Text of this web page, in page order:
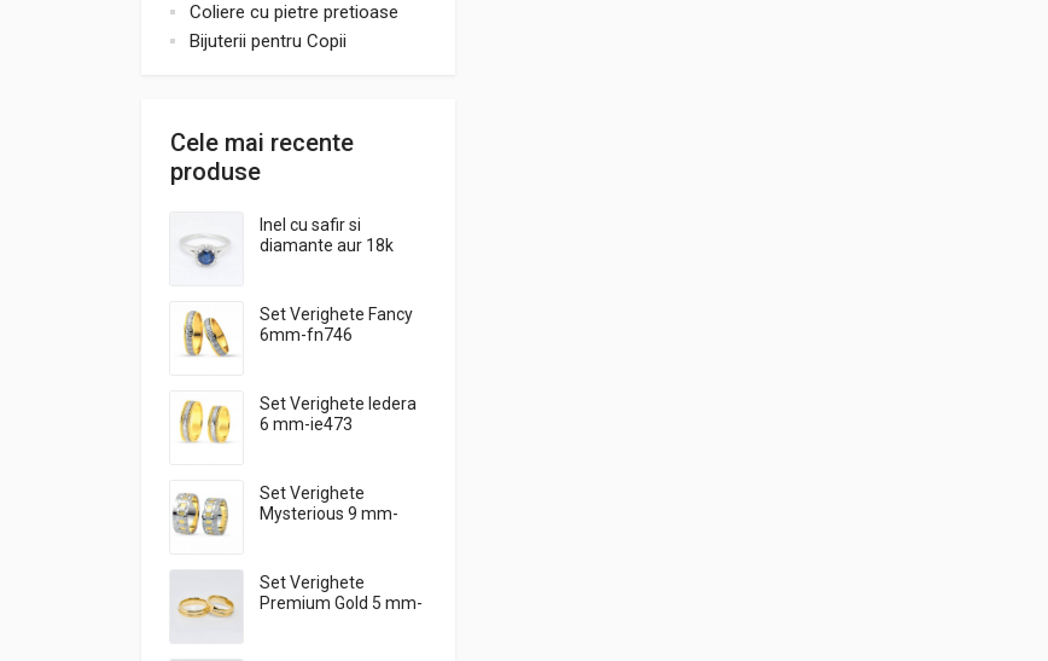
Coliere cu pietre pretioase
Bijuterii pentru Copii
Cele mai recente
produse
Inel cu safir si
diamante aur 18k
Set Verighete Fancy
6mm-fn746
Set Verighete Iedera
6 mm-ie473
Set Verighete
Mysterious 9 mm-
Set Verighete
Premium Gold 5 mm-